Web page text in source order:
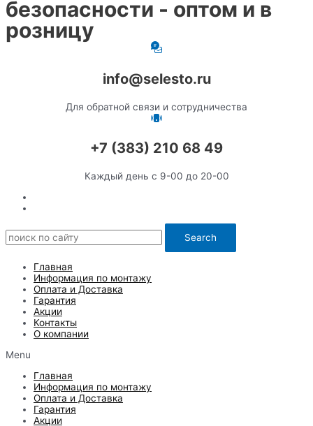
безопасности - оптом и в
розницу
info@selesto.ru
Для обратной связи и сотрудничества
+7 (383) 210 68 49
Каждый день с 9-00 до 20-00
Search
Главная
Информация по монтажу
Оплата и Доставка
Гарантия
Акции
Контакты
О компании
Menu
Главная
Информация по монтажу
Оплата и Доставка
Гарантия
Акции